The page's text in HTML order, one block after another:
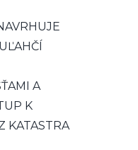
A
K
KATASTRA